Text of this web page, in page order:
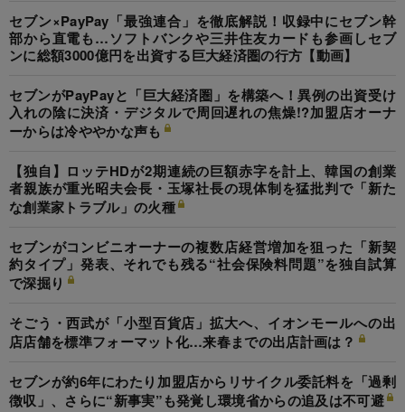
セブン×PayPay「最強連合」を徹底解説！収録中にセブン幹
部から直電も…ソフトバンクや三井住友カードも参画しセブ
ンに総額3000億円を出資する巨大経済圏の行方【動画】
セブンがPayPayと「巨大経済圏」を構築へ！異例の出資受け
入れの陰に決済・デジタルで周回遅れの焦燥!?加盟店オーナ
ーからは冷ややかな声も
【独自】ロッテHDが2期連続の巨額赤字を計上、韓国の創業
者親族が重光昭夫会長・玉塚社長の現体制を猛批判で「新た
な創業家トラブル」の火種
セブンがコンビニオーナーの複数店経営増加を狙った「新契
約タイプ」発表、それでも残る“社会保険料問題”を独自試算
で深掘り
そごう・西武が「小型百貨店」拡大へ、イオンモールへの出
店店舗を標準フォーマット化…来春までの出店計画は？
セブンが約6年にわたり加盟店からリサイクル委託料を「過剰
徴収」、さらに“新事実”も発覚し環境省からの追及は不可避